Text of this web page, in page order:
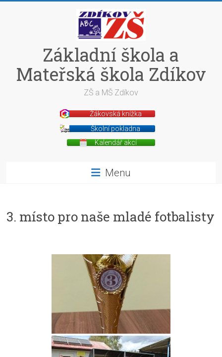
Základní škola a
Mateřská škola Zdíkov
ZŠ a MŠ Zdíkov
Žákovská knížka
Školní pokladna
Kalendář akcí
Menu
3. místo pro naše mladé fotbalisty